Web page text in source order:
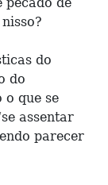
do
do
que se
assentar
parecer